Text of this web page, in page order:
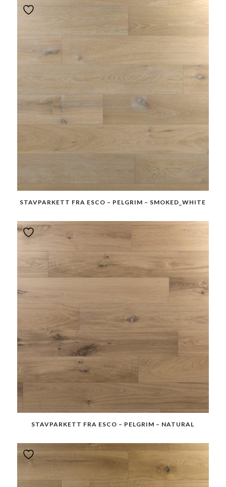
STAVPARKETT FRA ESCO – PELGRIM – SMOKED_WHITE
STAVPARKETT FRA ESCO – PELGRIM – NATURAL